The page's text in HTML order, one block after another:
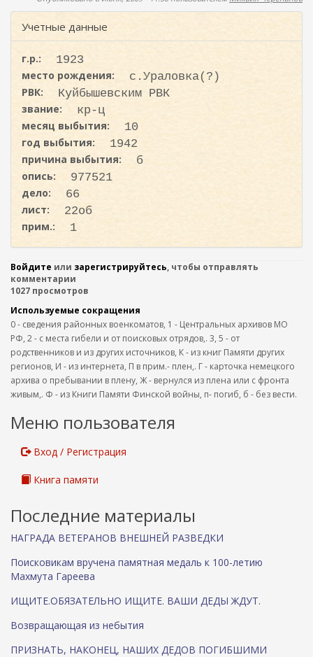
о
иУчетные данные
г.р.:
1923
место рождения:
с.Ураловка(?)
РВК:
Куйбышевским РВК
звание:
кр-ц
месяц выбытия:
10
год выбытия:
1942
причина выбытия:
б
опись:
977521
дело:
66
лист:
22об
прим.:
1
Войдите или зарегистрируйтесь, чтобы отправлять
комментарии
1027 просмотров
Используемые сокращения
0 - сведения районных военкоматов, 1 - Центральных архивов МО
РФ, 2 - с места гибели и от поисковых отрядов,. 3, 5 - от
родственников и из других источников, К - из книг Памяти других
регионов, И - из интернета, П в прим.- плен,. Г - карточка немецкого
архива о пребывании в плену, Ж - вернулся из плена или с фронта
живым,. Ф - из Книги Памяти Финской войны, п- погиб, б - без вести.
Меню пользователя
Вход / Регистрация
Книга памяти
Последние материалы
НАГРАДА ВЕТЕРАНОВ ВНЕШНЕЙ РАЗВЕДКИ
Поисковикам вручена памятная медаль к 100-летию
Махмута Гареева
ИЩИТЕ.ОБЯЗАТЕЛЬНО ИЩИТЕ. ВАШИ ДЕДЫ ЖДУТ.
Возвращающая из небытия
ПРИЗНАТЬ, НАКОНЕЦ, НАШИХ ДЕДОВ ПОГИБШИМИ